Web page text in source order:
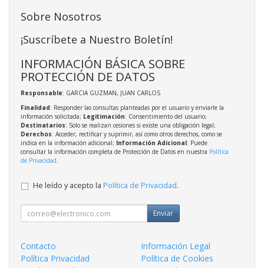
Sobre Nosotros
¡Suscríbete a Nuestro Boletín!
INFORMACIÓN BÁSICA SOBRE
PROTECCIÓN DE DATOS
Responsable: GARCIA GUZMAN, JUAN CARLOS
Finalidad: Responder las consultas planteadas por el usuario y enviarle la
información solicitada; Legitimación: Consentimiento del usuario;
Destinatarios: Solo se realizan cesiones si existe una obligación legal;
Derechos: Acceder, rectificar y suprimir, así como otros derechos, como se
indica en la información adicional; Información Adicional: Puede
consultar la información completa de Protección de Datos en nuestra Política
de Privacidad.
He leído y acepto la Política de Privacidad.
Enviar
Contacto
Información Legal
Política Privacidad
Política de Cookies